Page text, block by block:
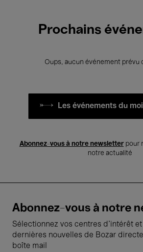
Prochains
Oups, aucun événement prévu
Les événements du
Abonnez-vous à notre newsletterpour
notre actualité
Abonnez-vous à notre
Sélectionnez vos centres d'intérêt
dernières nouvelles de Bozar
boîte mail